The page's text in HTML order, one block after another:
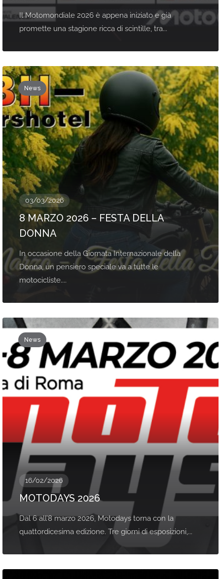
Il Motomondiale 2026 è appena iniziato e già
promette una stagione ricca di scintille, tra...
News
03/03/2026
8 MARZO 2026 – FESTA DELLA
DONNA
In occasione della Giornata Internazionale della
Donna, un pensiero speciale va a tutte le
motocicliste....
News
16/02/2026
MOTODAYS 2026
Dal 6 all’8 marzo 2026, Motodays torna con la
quattordicesima edizione. Tre giorni di esposizioni,...